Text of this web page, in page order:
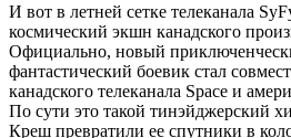
И вот в летней сетке телеканала
космический экшн канадского
Официально, новый
фантастический боевик стал
канадского телеканала Space и
По сути это такой тинэйджерский
Креш превратили ее спутники в